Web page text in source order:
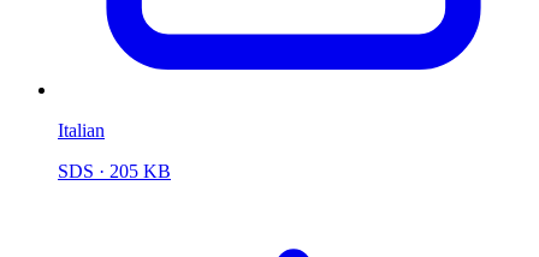
Italian
SDS · 205 KB